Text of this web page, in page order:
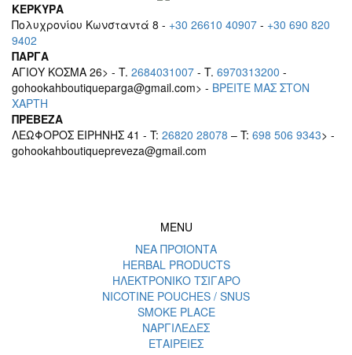
ΚΕΡΚΥΡΑ
Πολυχρονίου Κωνσταντά 8 - +30 26610 40907 - +30 690 820
9402
ΠΑΡΓΑ
ΑΓΙΟΥ ΚΟΣΜΑ 26> - T. 2684031007 - T. 6970313200 -
gohookahboutiqueparga@gmail.com> - BΡEITE MAΣ ΣΤΟΝ
ΧΑΡΤΗ
ΠΡΕΒΕΖΑ
ΛΕΩΦΟΡΟΣ ΕΙΡΗΝΗΣ 41 - T: 26820 28078 – T: 698 506 9343> -
gohookahboutiquepreveza@gmail.com
MENU
ΝΕΑ ΠΡΟΪΟΝΤΑ
HERBAL PRODUCTS
ΗΛΕΚΤΡΟΝΙΚΟ ΤΣΙΓΑΡΟ
NICOTINE POUCHES / SNUS
SMOKE PLACE
ΝΑΡΓΙΛΕΔΕΣ
ΕΤΑΙΡΕΙΕΣ